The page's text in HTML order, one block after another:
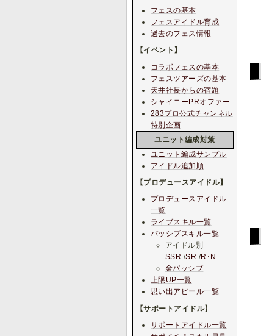
フェスの基本
フェスアイドル育成
過去のフェス情報
【イベント】
コラボフェスの基本
フェスツアーズの基本
天井社長からの宿題
シャイニーPRオファー
283プロ公式チャンネル
特別企画
ユニット編成対策
ユニット編成サンプル
アイドル追加順
【プロデュースアイドル】
プロデュースアイドル
一覧
ライブスキル一覧
パッシブスキル一覧
アイドル別
SSR /SR /R･N
金パッシブ
上限UP一覧
思い出アピール一覧
【サポートアイドル】
サポートアイドル一覧